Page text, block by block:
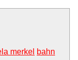
merkel bahn